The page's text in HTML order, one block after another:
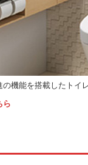
機能を搭載したトイ
ら